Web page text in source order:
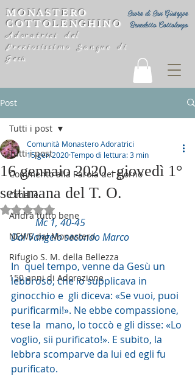
Suore di San Giuseppe
Benedetto Cottolengo
MONASTERO
COTTOLENGHINO
Adoratrici del
Preziosissimo Sangue di
Gesù
Post
Tutti i post
Commento alla Parola del giorno
Omelie
Andrà tutto bene
NEWS dal Monastero
Rifugio S. M. della Bellezza
150 anni di Adorazione
Tutti i post
16 gennaio 2020 -giovedì 1°
settimana del T. O.
Comunità Monastero Adoratrici
15 gen 2020Tempo di lettura: 3 min
Valutazione NaN stelle su 5.
Mc 1, 40-45
Dal Vangelo secondo Marco
In  quel tempo, venne da Gesù un
lebbroso, che lo supplicava in
ginocchio e  gli diceva: «Se vuoi, puoi
purificarmi!». Ne ebbe compassione,
tese la  mano, lo toccò e gli disse: «Lo
voglio, sii purificato!». E subito, la
lebbra scomparve da lui ed egli fu
purificato.